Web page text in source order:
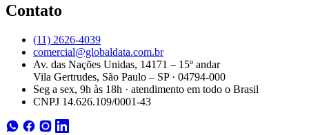
Contato
(11) 2626-4039
comercial@globaldata.com.br
Av. das Nações Unidas, 14171 – 15º andar
Vila Gertrudes, São Paulo – SP · 04794-000
Seg a sex, 9h às 18h · atendimento em todo o Brasil
CNPJ 14.626.109/0001-43